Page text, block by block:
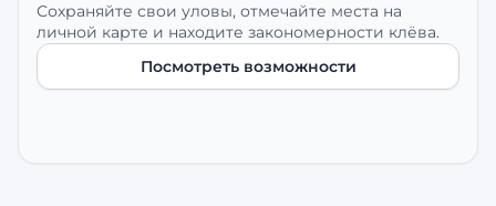
Сохраняйте свои уловы, отмечайте места на
личной карте и находите закономерности клёва.
Посмотреть возможности